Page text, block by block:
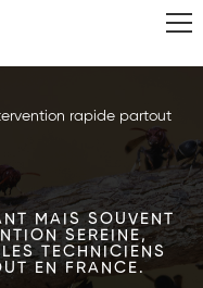
rapide partout
MAIS SOUVENT
SEREINE,
TECHNICIENS
EN FRANCE.